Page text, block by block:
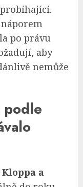
po právu
aby
nemůže
podle
a